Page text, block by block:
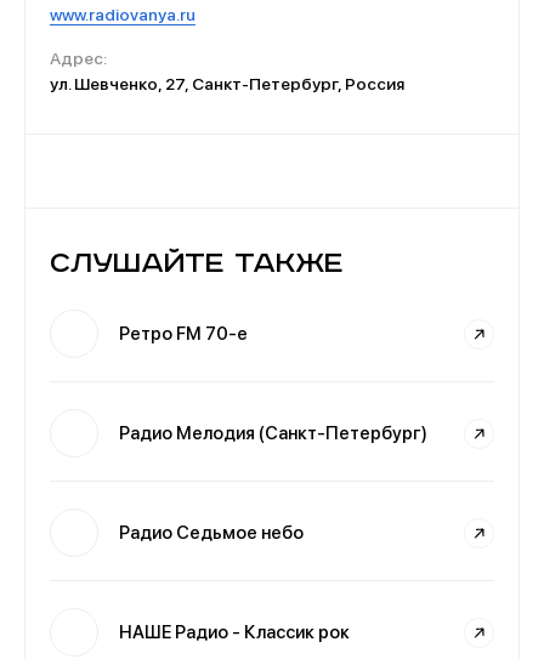
www.radiovanya.ru
Адрес:
ул. Шевченко, 27, Санкт-Петербург, Россия
Слушайте также
Ретро FM 70-е
Радио Мелодия (Санкт-Петербург)
Радио Седьмое небо
НАШЕ Радио - Классик рок